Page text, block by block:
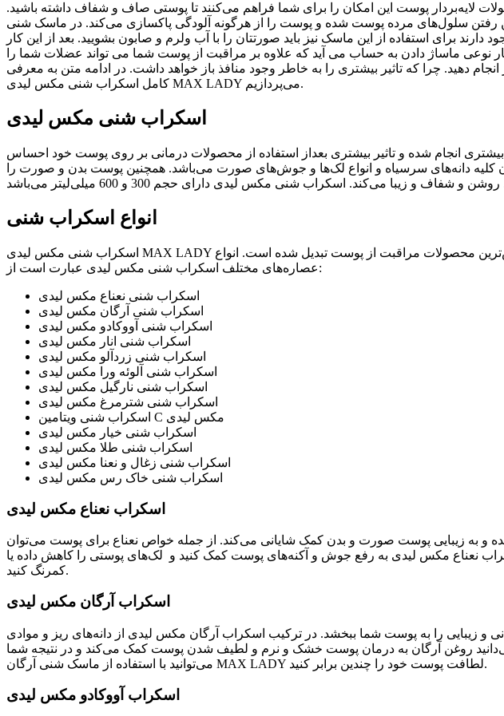
لایه‌بردار پوست این امکان را برای شما فراهم می‌کنند تا پوستی صاف و شفاف داشته باشید.
رفتن سلول‌های مرده پوست شده و پوست را از هرگونه آلودگی پاکسازی می‌کند. در ماسک شنی
برای استفاده از این ماسک نیز باید صورتتان را با آب ولرم و صابون بشویید. بعد از این کار
نوعی ماساژ دادن به حساب می آید که علاوه بر مراقبت از پوست شما می تواند عضلات شما را
نیز انجام دهید. چرا که تاثیر بیشتری را به خاطر وجود منافذ باز خواهد داشت. در ادامه متن به معرفی
کامل اسکراب شنی مکس لیدی MAX LADY می‌پردازیم.
اسکراب شنی مکس لیدی
انجام شده و تاثیر بیشتری بعداز استفاده از محصولات درمانی بر روی پوست خود احساس
کلیه دانه‌های سرسیاه و انواع لک‌ها و جوش‌های صورت می‌باشد. همچنین پوست بدن و صورت را
انواع اسکراب شنی
اسکراب شنی مکس لیدی MAX LADY یکی باکیفیت‌ترین و پرطرفدارترین ماسک‌های صورت و بدن بوده که به دلیل کیفیت عالی به یکی از پرفروش‌ترین محصولات مراقبت از پوست تبدیل شده است. انواع
عصاره‌های مختلف اسکراب شنی مکس لیدی عبارت است از:
اسکراب شنی نعناع مکس لیدی
اسکراب شنی آرگان مکس لیدی
اسکراب شنی آووکادو مکس لیدی
اسکراب شنی انار مکس لیدی
اسکراب شنی زردآلو مکس لیدی
اسکراب شنی آلوئه ورا مکس لیدی
اسکراب شنی نارگیل مکس لیدی
اسکراب شنی شترمرغ مکس لیدی
اسکراب شنی ویتامین C مکس لیدی
اسکراب شنی خیار مکس لیدی
اسکراب شنی طلا مکس لیدی
اسکراب شنی زغال و نعنا مکس لیدی
اسکراب شنی خاک رس مکس لیدی
اسکراب نعناع مکس لیدی
و به زیبایی پوست صورت و بدن کمک شایانی می‌کند. از جمله خواص نعناع برای پوست می‌توان
نعناع مکس لیدی به رفع جوش و آکنه‌های پوست کمک کنید و لک‌های پوستی را کاهش داده یا
کمرنگ کنید.
اسکراب آرگان مکس لیدی
و زیبایی را به پوست شما ببخشد. در ترکیب اسکراب آرگان مکس لیدی از دانه‌های ریز و موادی
روغن آرگان به درمان پوست خشک و نرم و لطیف شدن پوست کمک می‌کند و در نتیجه شما
می‌توانید با استفاده از ماسک شنی آرگان MAX LADY لطافت پوست خود را چندین برابر کنید.
اسکراب آووکادو مکس لیدی